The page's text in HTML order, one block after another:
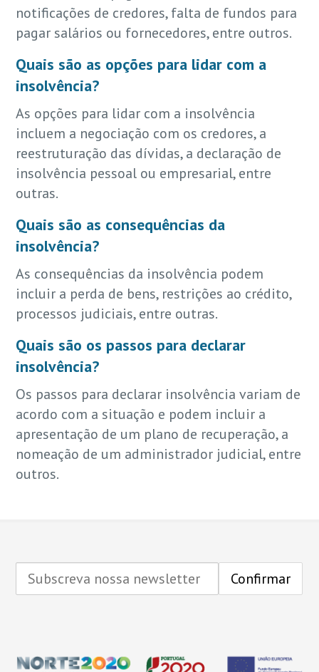
notificações de credores, falta de fundos para
pagar salários ou fornecedores, entre outros.
Quais são as opções para lidar com a
insolvência?
As opções para lidar com a insolvência
incluem a negociação com os credores, a
reestruturação das dívidas, a declaração de
insolvência pessoal ou empresarial, entre
outras.
Quais são as consequências da
insolvência?
As consequências da insolvência podem
incluir a perda de bens, restrições ao crédito,
processos judiciais, entre outras.
Quais são os passos para declarar
insolvência?
Os passos para declarar insolvência variam de
acordo com a situação e podem incluir a
apresentação de um plano de recuperação, a
nomeação de um administrador judicial, entre
outros.